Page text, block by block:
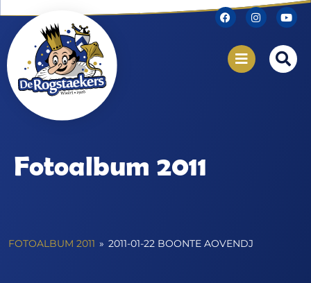
Fotoalbum 2011
FOTOALBUM 2011 » 2011-01-22 BOONTE AOVENDJ